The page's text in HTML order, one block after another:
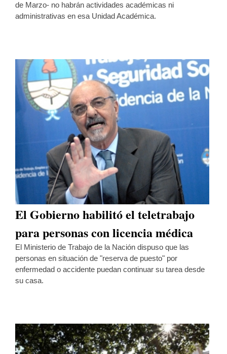
de Marzo- no habrán actividades académicas ni
administrativas en esa Unidad Académica.
El Gobierno habilitó el teletrabajo
para personas con licencia médica
El Ministerio de Trabajo de la Nación dispuso que las
personas en situación de "reserva de puesto" por
enfermedad o accidente puedan continuar su tarea desde
su casa.